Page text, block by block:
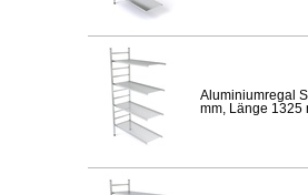
Aluminiumregal
mm, Länge 1325